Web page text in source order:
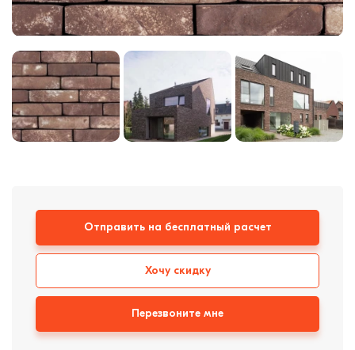
Кирпич ручной
формовки
Кровля
Ступени, крыльцо
Строительные
смеси
Отправить на бесплатный расчет
Хочу скидку
Перезвоните мне